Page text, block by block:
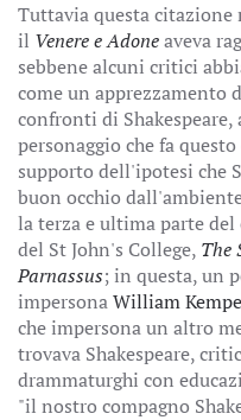
Tuttavia questa citazione
il Venere e Adoneaveva
sebbene alcuni critici
come un
confronti di
personaggio che fa
supporto dell'ipotesi che
buon occhio
la terza e ultima parte
del St John's College, The
Parnassus; in questa, un
impersonaWilliam Kempe
che impersona un altro
trovava Shakespeare,
drammaturghi con
"il nostro compagno